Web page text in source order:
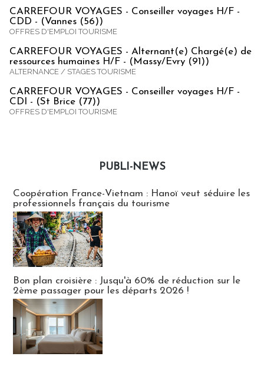
CARREFOUR VOYAGES - Conseiller voyages H/F -
CDD - (Vannes (56))
OFFRES D'EMPLOI TOURISME
CARREFOUR VOYAGES - Alternant(e) Chargé(e) de
ressources humaines H/F - (Massy/Evry (91))
ALTERNANCE / STAGES TOURISME
CARREFOUR VOYAGES - Conseiller voyages H/F -
CDI - (St Brice (77))
OFFRES D'EMPLOI TOURISME
PUBLI-NEWS
Coopération France-Vietnam : Hanoï veut séduire les
professionnels français du tourisme
Bon plan croisière : Jusqu'à 60% de réduction sur le
2ème passager pour les départs 2026 !